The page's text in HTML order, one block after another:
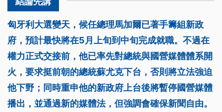
匈牙利大選變天，候任總理馬加爾已著手籌組新政
府，預計最快將在5月上旬到中旬完成就職。不過在
權力正式交接前，他已率先對總統與國營媒體體系開
火，要求挺前朝的總統蘇尤克下台，否則將立法強迫
他下野；同時重申他的新政府上台後將暫停國營媒體
播出，並通過新的媒體法，但強調會確保新聞自由。